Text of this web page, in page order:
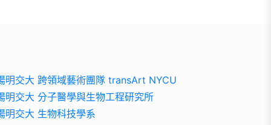
明交大 跨領域藝術團隊 transArt NYCU
明交大 分子醫學與生物工程研究所
明交大 生物科技學系